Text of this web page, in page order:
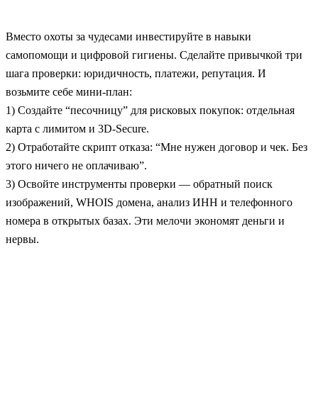
Вместо охоты за чудесами инвестируйте в навыки
самопомощи и цифровой гигиены. Сделайте привычкой три
шага проверки: юридичность, платежи, репутация. И
возьмите себе мини‑план:
1) Создайте “песочницу” для рисковых покупок: отдельная
карта c лимитом и 3D‑Secure.
2) Отработайте скрипт отказа: “Мне нужен договор и чек. Без
этого ничего не оплачиваю”.
3) Освойте инструменты проверки — обратный поиск
изображений, WHOIS домена, анализ ИНН и телефонного
номера в открытых базах. Эти мелочи экономят деньги и
нервы.